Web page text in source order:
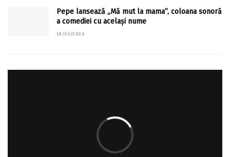
Pepe lansează „Mă mut la mama”, coloana sonoră
a comediei cu același nume
18/05/2026